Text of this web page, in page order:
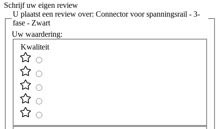
Schrijf uw eigen review
U plaatst een review over: Connector voor spanningsrail - 3-
fase - Zwart
Uw waardering:
Kwaliteit